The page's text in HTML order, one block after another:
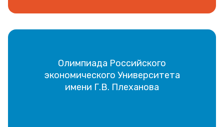
Олимпиада Российского
экономического Университета
имени Г.В. Плеханова